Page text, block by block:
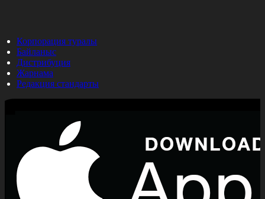
Корпорация туралы
Байланыс
Дистрибуция
Жарнама
Редакция стандарты